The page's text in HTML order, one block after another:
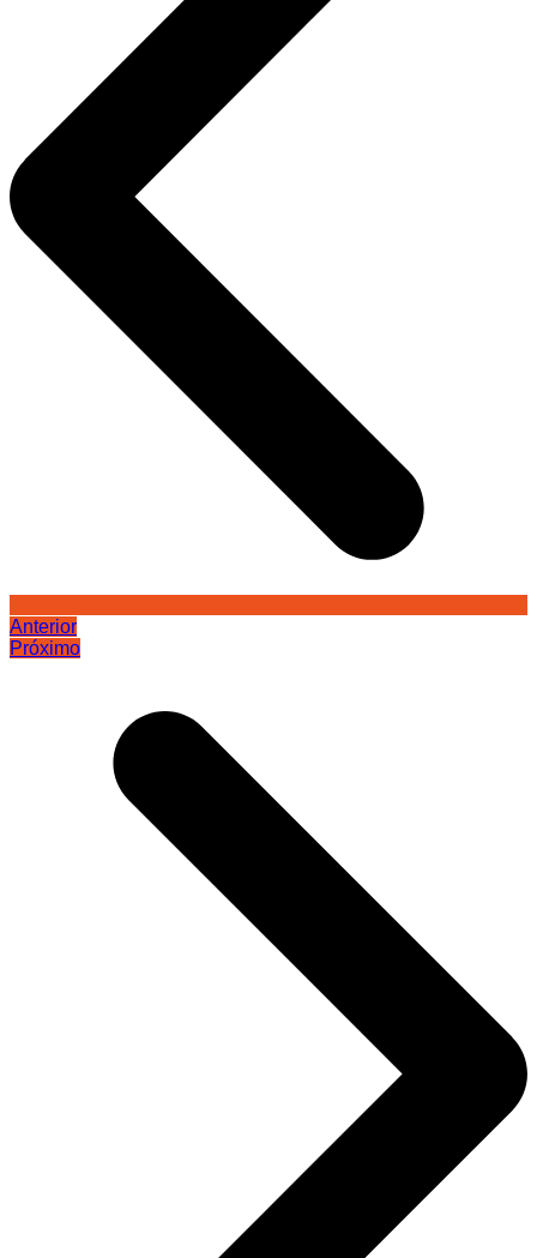
Anterior
Próximo